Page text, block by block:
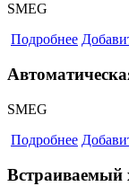
SMEG
Подробнее
SMEG
Подробнее
Встраиваемый